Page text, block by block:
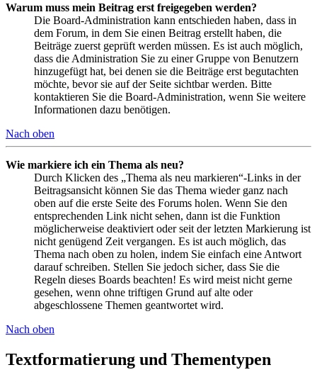
Warum muss mein Beitrag erst freigegeben werden?
Die Board-Administration kann entschieden haben, dass in
dem Forum, in dem Sie einen Beitrag erstellt haben, die
Beiträge zuerst geprüft werden müssen. Es ist auch möglich,
dass die Administration Sie zu einer Gruppe von Benutzern
hinzugefügt hat, bei denen sie die Beiträge erst begutachten
möchte, bevor sie auf der Seite sichtbar werden. Bitte
kontaktieren Sie die Board-Administration, wenn Sie weitere
Informationen dazu benötigen.
Nach oben
Wie markiere ich ein Thema als neu?
Durch Klicken des „Thema als neu markieren“-Links in der
Beitragsansicht können Sie das Thema wieder ganz nach
oben auf die erste Seite des Forums holen. Wenn Sie den
entsprechenden Link nicht sehen, dann ist die Funktion
möglicherweise deaktiviert oder seit der letzten Markierung ist
nicht genügend Zeit vergangen. Es ist auch möglich, das
Thema nach oben zu holen, indem Sie einfach eine Antwort
darauf schreiben. Stellen Sie jedoch sicher, dass Sie die
Regeln dieses Boards beachten! Es wird meist nicht gerne
gesehen, wenn ohne triftigen Grund auf alte oder
abgeschlossene Themen geantwortet wird.
Nach oben
Textformatierung und Thementypen